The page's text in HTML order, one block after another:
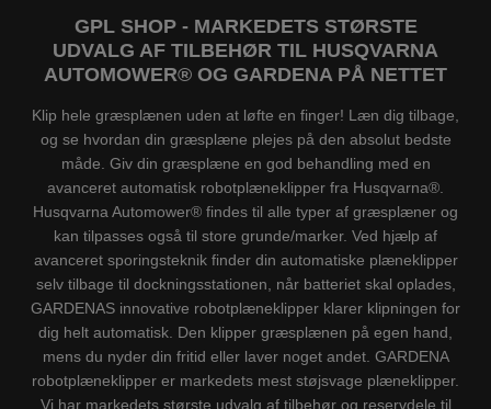
GPL SHOP - MARKEDETS STØRSTE
UDVALG AF TILBEHØR TIL HUSQVARNA
AUTOMOWER® OG GARDENA PÅ NETTET
Klip hele græsplænen uden at løfte en finger! Læn dig tilbage,
og se hvordan din græsplæne plejes på den absolut bedste
måde. Giv din græsplæne en god behandling med en
avanceret automatisk robotplæneklipper fra Husqvarna®.
Husqvarna Automower® findes til alle typer af græsplæner og
kan tilpasses også til store grunde/marker. Ved hjælp af
avanceret sporingsteknik finder din automatiske plæneklipper
selv tilbage til dockningsstationen, når batteriet skal oplades,
GARDENAS innovative robotplæneklipper klarer klipningen for
dig helt automatisk. Den klipper græsplænen på egen hand,
mens du nyder din fritid eller laver noget andet. GARDENA
robotplæneklipper er markedets mest støjsvage plæneklipper.
Vi har markedets største udvalg af tilbehør og reservdele til